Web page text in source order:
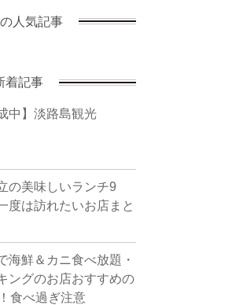
人気記事
着記事
中】淡路島観光
の美味しいランチ9
度は訪れたいお店まと
海鮮＆カニ食べ放題・
ングのお店おすすめの
食べ過ぎ注意